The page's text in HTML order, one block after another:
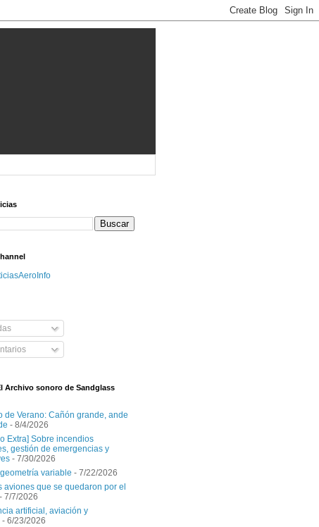
Archivo sonoro de Sandglass
de Verano: Cañón grande, ande
- 8/4/2026
Extra] Sobre incendios
gestión de emergencias y
- 7/30/2026
variable - 7/22/2026
aviones que se quedaron por el
- 7/7/2026
artificial, aviación y
- 6/23/2026